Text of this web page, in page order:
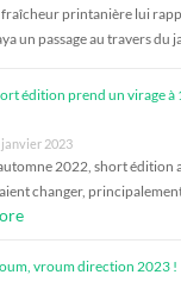
fraîcheur printanière lui
un passage au travers du
édition prend un virage à
janvier 2023
2022, short édition
changer,
vroum direction 2023 !